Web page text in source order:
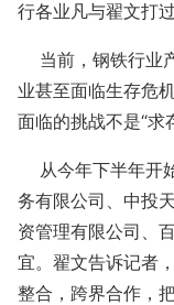
行各业凡与翟文打
当前，钢铁行业
业甚至面临生存危
面临的挑战不是“求
从今年下半年开
务有限公司、中投
资管理有限公司、
宜。翟文告诉记者
整合，跨界合作，